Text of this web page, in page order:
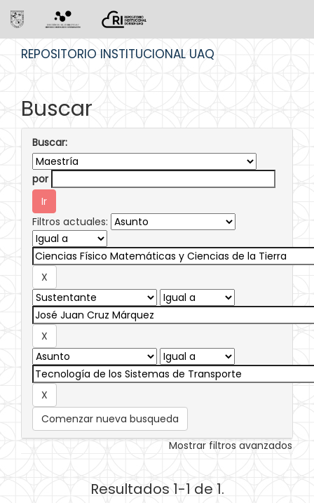
REPOSITORIO INSTITUCIONAL UAQ
Buscar
Buscar:
por
Filtros actuales:
Comenzar nueva busqueda
Mostrar filtros avanzados
Resultados 1-1 de 1.